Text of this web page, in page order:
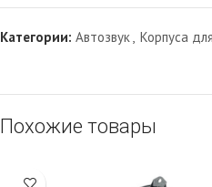
Категории: Автозвук Корпуса
Похожие товары